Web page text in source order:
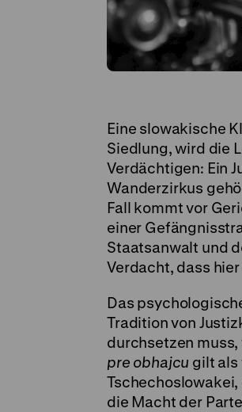
Eine slowakische
Siedlung, wird die
Verdächtigen: Ein
Wanderzirkus
Fall kommt vor
einer
Staatsanwalt und
Verdacht, dass
Das
Tradition von
durchsetzen
pre obhajcu gilt als
Tschechoslowakei,
die Macht der